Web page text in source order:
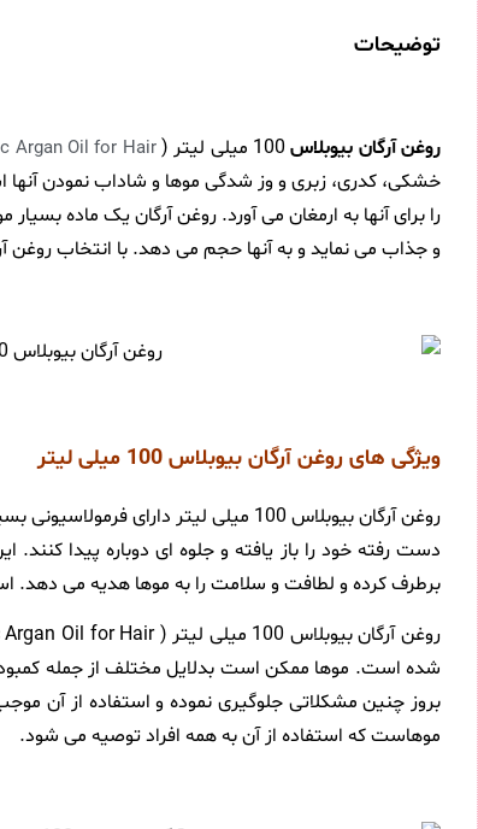
توضیحات
روغن آرگان بیوبلاس100 میلی لیتر ( Argan Oil for Hair
خشکی، کدری، زبری و وز شدگی موها و شاداب نمودن
را برای آنها به ارمغان می آورد. روغن آرگان یک ماده
و جذاب می نماید و به آنها حجم می دهد. با انتخاب
ویژگی های روغن آرگان بیوبلاس 100 میلی لیتر
روغن آرگان بیوبلاس 100 میلی
دست رفته خود را باز یافته و جلوه ای دوباره پیدا
برطرف کرده و لطافت و سلامت را به موها هدیه می دهد.
شده است. موها ممکن است بدلایل مختلف از جمله کمبود
بروز چنین مشکلاتی جلوگیری نموده و استفاده از آن
موهاست که استفاده از آن به همه افراد توصیه می شود.